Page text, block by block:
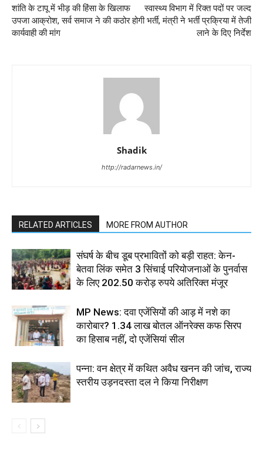
शांति के टापू में भीड़ की हिंसा के खिलाफ
उपजा आक्रोश, सर्व समाज ने की कठोर
कार्यवाही की मांग
स्वास्थ्य विभाग में रिक्त पदों पर जल्द
होगी भर्ती, मंत्री ने भर्ती प्रक्रिया में तेजी
लाने के दिए निर्देश
Shadik
http://radarnews.in/
RELATED ARTICLES MORE FROM AUTHOR
संघर्ष के बीच डूब प्रभावितों को बड़ी राहत: केन-
बेतवा लिंक समेत 3 सिंचाई परियोजनाओं के पुनर्वास
के लिए 202.50 करोड़ रुपये अतिरिक्त मंजूर
MP News: दवा एजेंसियों की आड़ में नशे का
कारोबार? 1.34 लाख बोतल ऑनरेक्स कफ सिरप
का हिसाब नहीं, दो एजेंसियां सील
पन्ना: वन क्षेत्र में कथित अवैध खनन की जांच, राज्य
स्तरीय उड़नदस्ता दल ने किया निरीक्षण